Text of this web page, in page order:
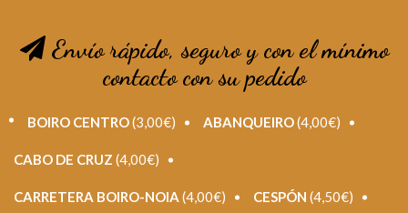
Envío rápido, seguro y con el mínimo
contacto con su pedido
BOIRO CENTRO(3,00€) ABANQUEIRO(4,00€)
CABO DE CRUZ (4,00€)
CARRETERA BOIRO-NOIA (4,00€) CESPÓN (4,50€)